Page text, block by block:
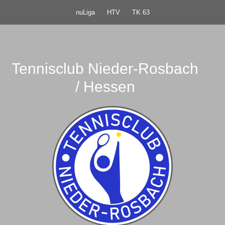
nuLiga HTV TK 63
Tennisclub Nieder-Rosbach
/ Hessen